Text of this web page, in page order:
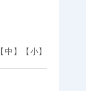
【中】 【小】